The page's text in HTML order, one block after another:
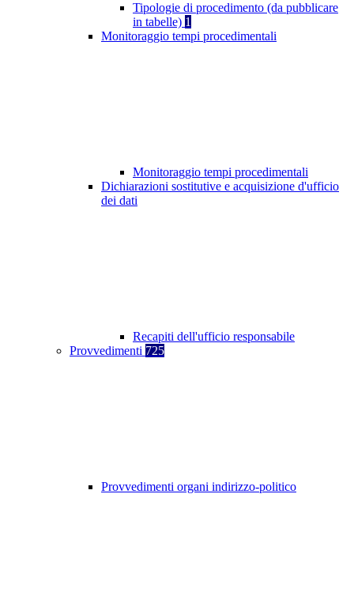
Tipologie di procedimento (da pubblicare
in tabelle) 1
Monitoraggio tempi procedimentali
Monitoraggio tempi procedimentali
Dichiarazioni sostitutive e acquisizione d'ufficio
dei dati
Recapiti dell'ufficio responsabile
Provvedimenti 725
Provvedimenti organi indirizzo-politico